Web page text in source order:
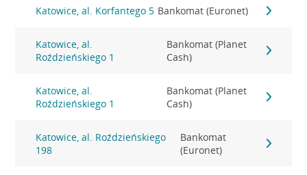
Katowice, al. Korfantego 5 Bankomat (Euronet)
Katowice, al.
Roździeńskiego 1
Bankomat (Planet
Cash)
Katowice, al.
Roździeńskiego 1
Bankomat (Planet
Cash)
Katowice, al. Roździeńskiego
198
Bankomat
(Euronet)